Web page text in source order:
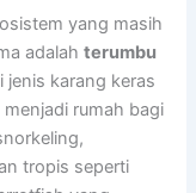
yang masih
adalahterumbu
karang keras
rumah bagi
tropis seperti